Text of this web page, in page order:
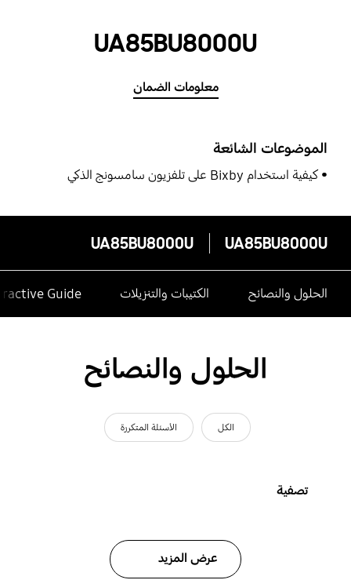
UA85BU8000U
معلومات الضمان
الموضوعات الشائعة
كيفية استخدام Bixby على تلفزيون سامسونج الذكي
UA85BU8000U
UA85BU8000U
الحلول والنصائح الكتيبات والتنزيلات Guide
الحلول والنصائح
الكل الأسئلة المتكررة
تصفية
عرض المزيد